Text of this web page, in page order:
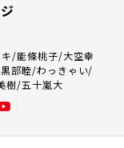
/能條桃子/大空幸
部睦/わっきゃい/
樹/五十嵐大